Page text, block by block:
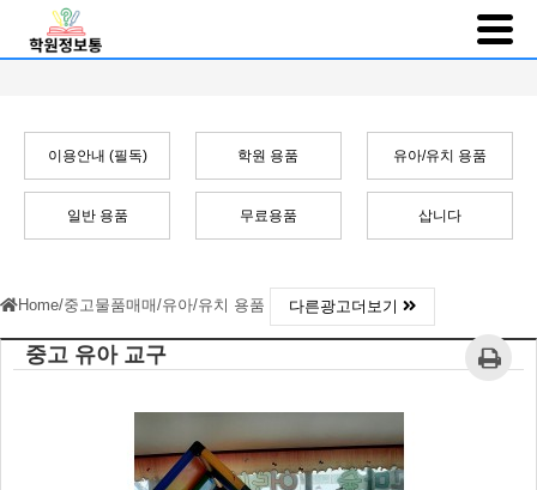
이용안내 (필독) 학원 용품 유아/유치 용품
일반 용품 무료용품 삽니다
Home/중고물품매매/유아/유치 용품 다른광고더보기
중고 유아 교구